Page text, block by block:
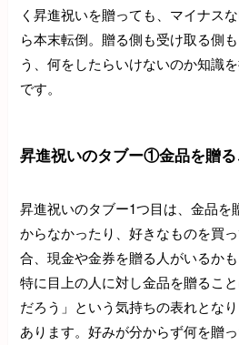
く昇進祝いを贈っても、マイナス
ら本末転倒。贈る側も受け取る側
う、何をしたらいけないのか知識
です。
昇進祝いのタブー①金品を贈る
昇進祝いのタブー1つ目は、金品を
からなかったり、好きなものを買
合、現金や金券を贈る人がいるかも
特に目上の人に対し金品を贈るこ
だろう」という気持ちの表れとな
あります。好みが分からず何を贈